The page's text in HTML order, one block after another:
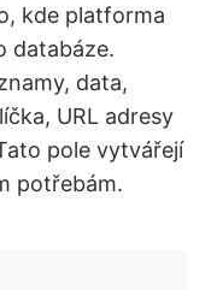
kde platforma
databáze.
data,
URL adresy
pole vytvářejí
potřebám.